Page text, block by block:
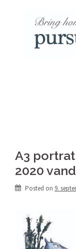
A3
2020
Posted on 9.